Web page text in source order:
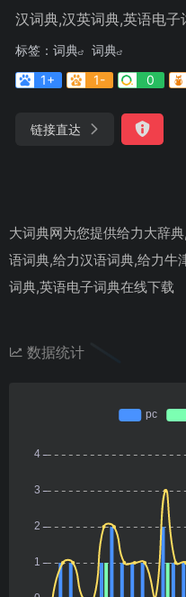
汉词典,汉英词典,英语电子
标签： 词典
词典
1+
1- 0
链接直达
大词典网为您提供给力大辞
语词典,给力汉语词典,给力牛
词典,英语电子词典在线下载
数据统计